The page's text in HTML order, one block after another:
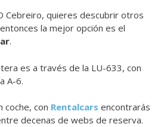
Cebreiro, quieres descubrir otros
la mejor opción es el
.
es a través de la LU-633, con
A-6.
coche, con Rentalcars encontrarás
decenas de webs de reserva.